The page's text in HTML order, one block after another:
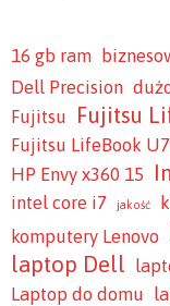
16 gb ram
Dell Precision
Fujitsu Fujitsu
Fujitsu LifeBook
HP Envy x360 15
intel core i7 jakość
komputery Lenovo
laptop Dell
Laptop do domu